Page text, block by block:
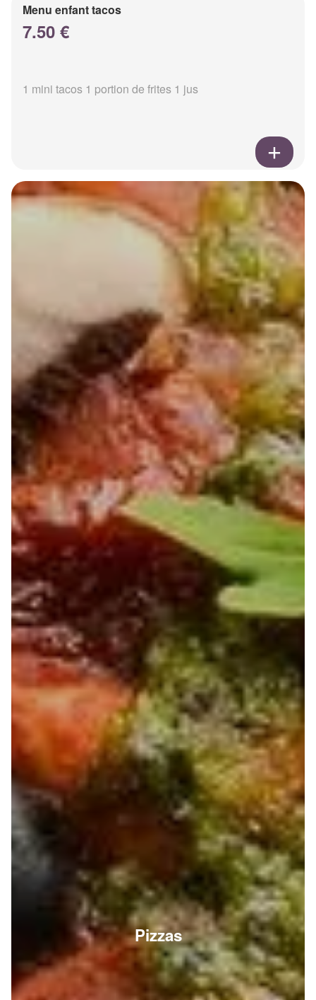
Menu enfant tacos
7.50 €
1 mini tacos 1 portion de frites 1 jus
Pizzas